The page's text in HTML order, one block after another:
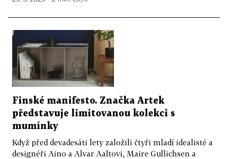
Finské manifesto. Značka Artek
představuje limitovanou kolekci s
mumínky
Když před devadesáti lety založili čtyři mladí idealisté a
designéři Aino a Alvar Aaltovi, Maire Gullichsen a